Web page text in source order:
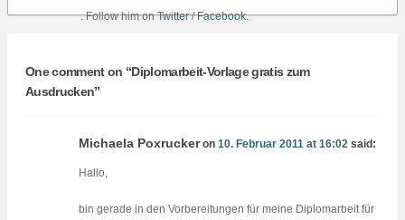
. Follow him onTwitter/Facebook.
One comment on “Diplomarbeit-Vorlage gratis zum
Ausdrucken”
Michaela Poxruckeron 10. Februar 2011 at 16:02 said:
Hallo,
bin gerade in den Vorbereitungen für meine Diplomarbeit für